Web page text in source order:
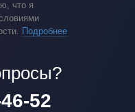
что я
Подробнее
52